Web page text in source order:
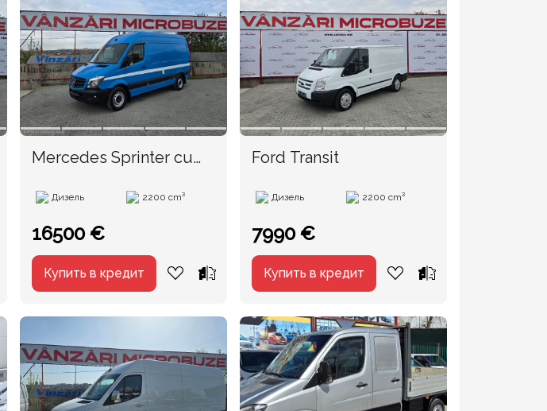
Mercedes Sprinter cu
Дизель 2200 cm³
16500 €
Купить в кредит
Ford Transit
Дизель 2200 cm³
7990 €
Купить в кредит